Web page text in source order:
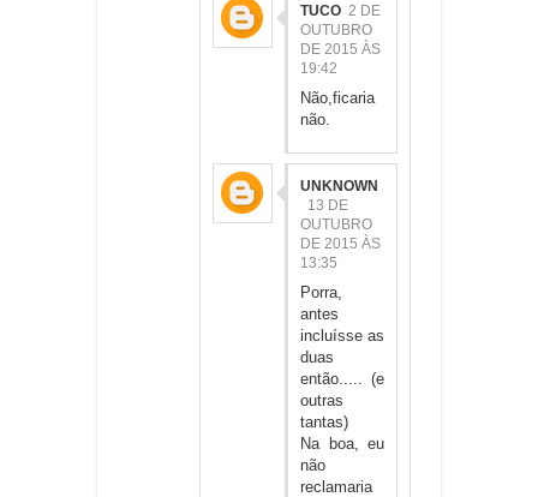
TUCO 2 DE
OUTUBRO
DE 2015 ÀS
19:42
Não,ficaria
não.
UNKNOWN
13 DE
OUTUBRO
DE 2015 ÀS
13:35
Porra,
antes
incluísse as
duas
então..... (e
outras
tantas)
Na boa, eu
não
reclamaria